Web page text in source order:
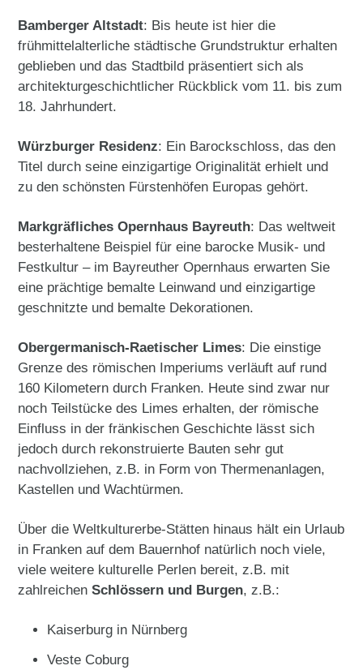
Bamberger Altstadt: Bis heute ist hier die
frühmittelalterliche städtische Grundstruktur erhalten
geblieben und das Stadtbild präsentiert sich als
architekturgeschichtlicher Rückblick vom 11. bis zum
18. Jahrhundert.
Würzburger Residenz: Ein Barockschloss, das den
Titel durch seine einzigartige Originalität erhielt und
zu den schönsten Fürstenhöfen Europas gehört.
Markgräfliches Opernhaus Bayreuth: Das weltweit
besterhaltene Beispiel für eine barocke Musik- und
Festkultur – im Bayreuther Opernhaus erwarten Sie
eine prächtige bemalte Leinwand und einzigartige
geschnitzte und bemalte Dekorationen.
Obergermanisch-Raetischer Limes: Die einstige
Grenze des römischen Imperiums verläuft auf rund
160 Kilometern durch Franken. Heute sind zwar nur
noch Teilstücke des Limes erhalten, der römische
Einfluss in der fränkischen Geschichte lässt sich
jedoch durch rekonstruierte Bauten sehr gut
nachvollziehen, z.B. in Form von Thermenanlagen,
Kastellen und Wachtürmen.
Über die Weltkulturerbe-Stätten hinaus hält ein Urlaub
in Franken auf dem Bauernhof natürlich noch viele,
viele weitere kulturelle Perlen bereit, z.B. mit
zahlreichenSchlössern und Burgen, z.B.:
Kaiserburg in Nürnberg
Veste Coburg